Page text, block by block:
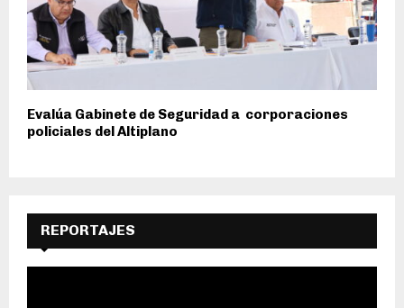
Evalúa Gabinete de Seguridad a corporaciones
policiales del Altiplano
REPORTAJES